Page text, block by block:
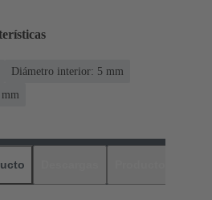
Diámetro interior: 5 mm